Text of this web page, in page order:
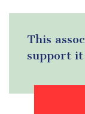
This
support